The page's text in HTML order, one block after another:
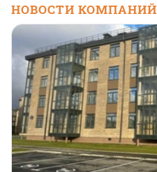
НОВОСТИ КОМПАНИЙ